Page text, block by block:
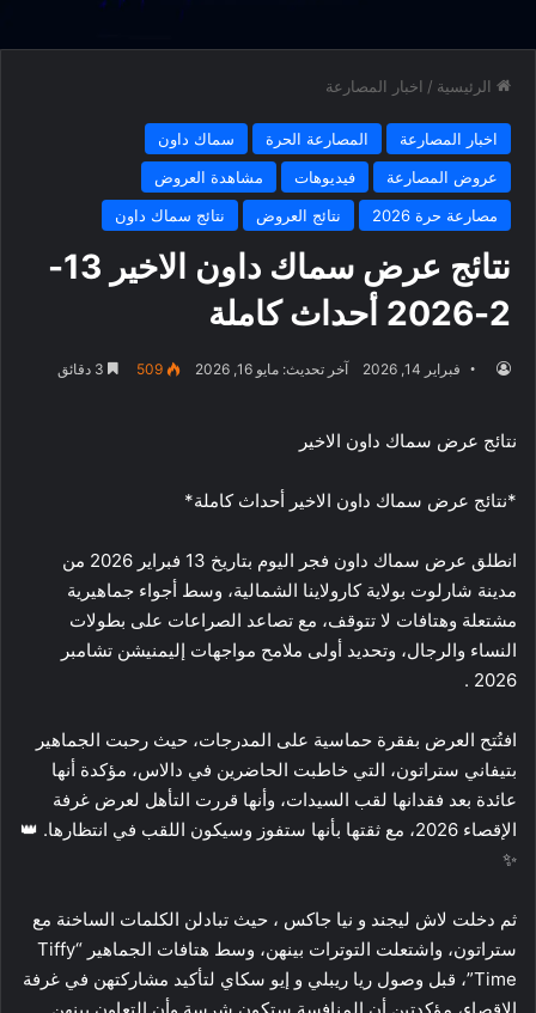
الرئيسية / اخبار المصارعة
اخبار المصارعة المصارعة الحرة
سماك داون
عروض المصارعة
فيديوهات
مشاهدة العروض
مصارعة حرة 2026
نتائج العروض نتائج سماك داون
نتائج عرض سماك داون الاخير 13-
2-2026 أحداث كاملة
فبراير 14, 2026 آخر تحديث: مايو 16, 2026 509
نتائج عرض سماك داون الاخير
*نتائج عرض سماك داون الاخير أحداث كاملة*
انطلق عرض سماك داون فجر اليوم بتاريخ 13 فبراير 2026 من
مدينة شارلوت بولاية كارولاينا الشمالية، وسط أجواء جماهيرية
مشتعلة وهتافات لا تتوقف، مع تصاعد الصراعات على بطولات
النساء والرجال، وتحديد أولى ملامح مواجهات إليمنيشن تشامبر
2026 .
افتُتح العرض بفقرة حماسية على المدرجات، حيث رحبت الجماهير
بتيفاني ستراتون، التي خاطبت الحاضرين في دالاس، مؤكدة أنها
عائدة بعد فقدانها لقب السيدات، وأنها قررت التأهل لعرض غرفة
الإقصاء 2026، مع ثقتها بأنها ستفوز وسيكون اللقب في انتظارها. 👑
✨
ثم دخلت لاش ليجند و نيا جاكس ، حيث تبادلن الكلمات الساخنة مع
ستراتون، واشتعلت التوترات بينهن، وسط هتافات الجماهير “Tiffy
Time”، قبل وصول ريا ريبلي و إيو سكاي لتأكيد مشاركتهن في غرفة
الإقصاء، مؤكدتين أن المنافسة ستكون شرسة وأن التعاون بينهن